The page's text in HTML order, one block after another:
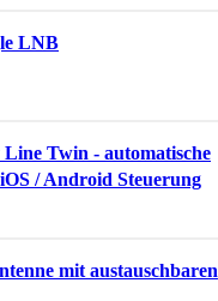
LNB
Twin - automatische
/ Android Steuerung
mit austauschbaren